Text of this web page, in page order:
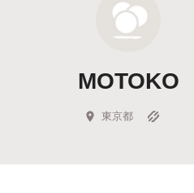
新着プロジェクト
Feature
キュレーターから探す
MOTOKO
東京都